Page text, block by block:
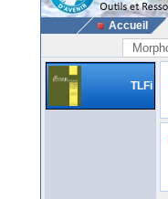
Accueil
TLFi